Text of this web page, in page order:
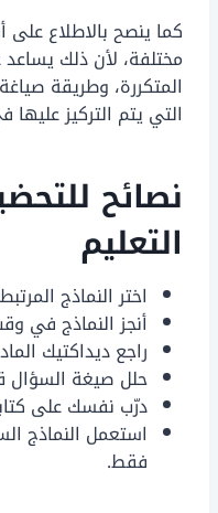
كما ينصح بالاطلاع
مختلفة، لأن ذلك
المتكررة، وطريقة
التي يتم التركيز عليها
نصائح
التعليم
اختر النماذج
أنجز النماذج في
راجع ديداكتيك
حلل صيغة السؤال
درّب نفسك على
استعمل النماذج
فقط.